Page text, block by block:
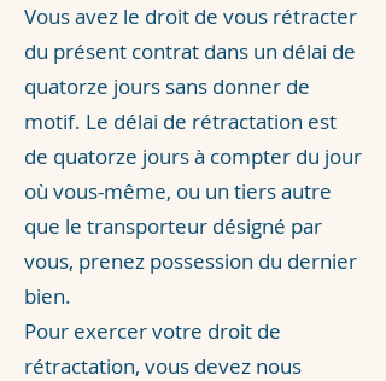
Vous avez le droit de vous rétracter
du présent contrat dans un délai de
quatorze jours sans donner de
motif. Le délai de rétractation est
de quatorze jours à compter du jour
où vous-même, ou un tiers autre
que le transporteur désigné par
vous, prenez possession du dernier
bien.
Pour exercer votre droit de
rétractation, vous devez nous